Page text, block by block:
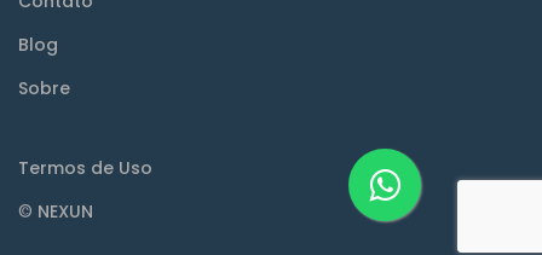
Blog
Sobre
Termos de Uso
© NEXUN